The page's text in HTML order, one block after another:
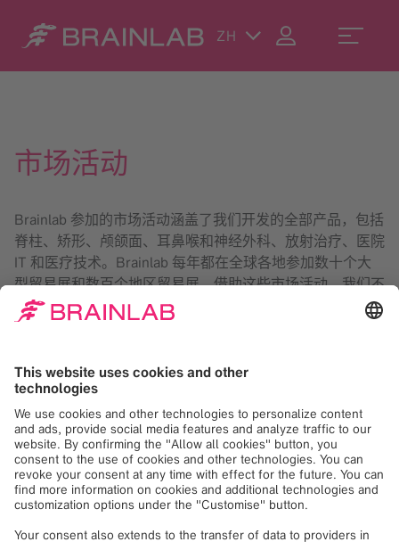
ZH
市场活动
Brainlab 参加的市场活动涵盖了我们开发的全部产品，包括
脊柱、矫形、颅颌面、耳鼻喉和神经外科、放射治疗、医院
IT 和医疗技术。Brainlab 每年都在全球各地参加数十个大
型贸易展和数百个地区贸易展。借助这些市场活动，我们不
仅能够了解我们当前客户和未来客户，而且还能展示新产
品，并获得有关仍处于开发阶段产品的有用反馈。我们期待